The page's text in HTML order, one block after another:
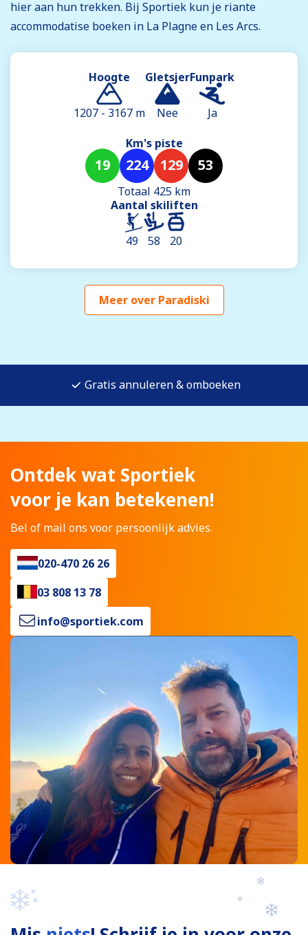
hier aan hun trekken. Bij Sportiek kun je riante
accommodatise boeken in La Plagne en Les Arcs.
Hoogte
1207 - 3167 m
Gletsjer
Nee
Funpark
Ja
Km's piste
19 224 129 53
Totaal 425 km
Aantal skiliften
49 58 20
Meer over Paradiski
Gratis annuleren & omboeken
Ontdek wat Sportiek
voor je kan betekenen!
Bel of mail ons voor persoonlijk advies.
020-470 26 26
03 808 13 78
info@sportiek.com